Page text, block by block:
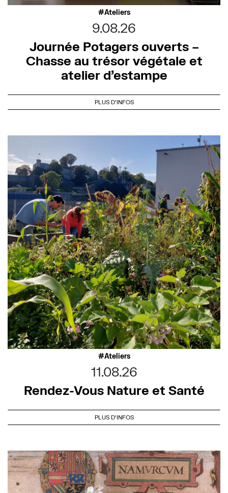
Ateliers
9.08.26
Journée Potagers ouverts –
Chasse au trésor végétale et
atelier d’estampe
PLUS D'INFOS
Ateliers
11.08.26
Rendez-Vous Nature et Santé
PLUS D'INFOS